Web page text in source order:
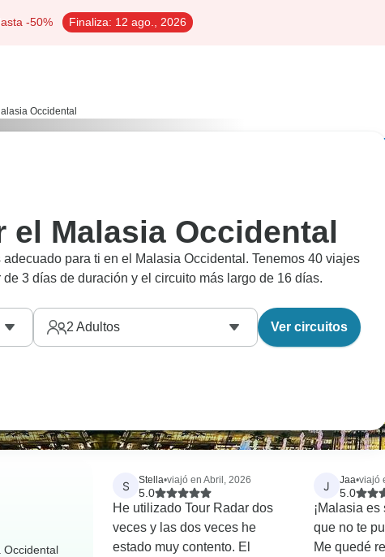
-50% Finaliza: 12 ago., 2026
Occidental
Malasia Occidental
para ti en el Malasia Occidental. Tenemos 40 viajes
3 días de duración y el circuito más largo de 16 días.
2 Adultos Ver circuitos
Occidental
S Stella•viajó en Abril, 2026
5.0
He utilizado Tour Radar dos
veces y las dos veces he
estado muy contento. El
J Jaa•viajó
5.0
¡Malasia
que no te
Me quedé